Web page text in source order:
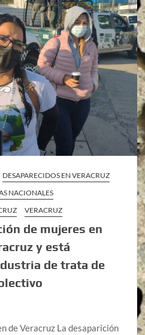
DESAPARECIDOS EN VERACRUZ
NACIONALES
VERACRUZ
de mujeres en
y está
de trata de
de Veracruz La desaparición